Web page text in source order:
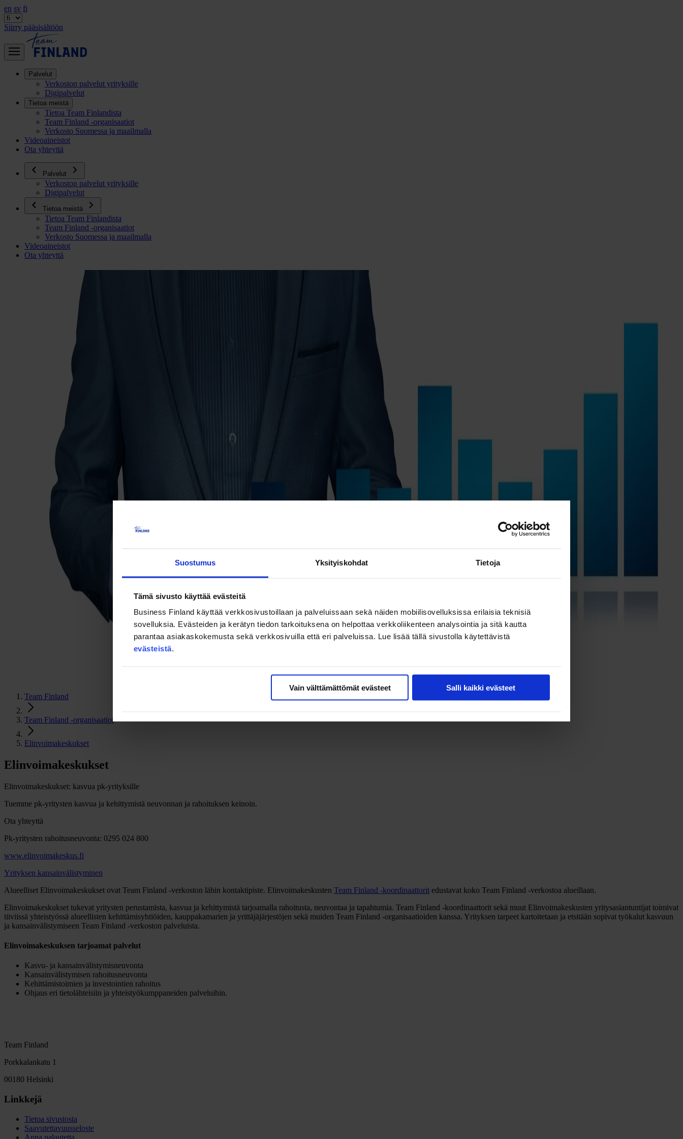
Suostumus Yksityiskohdat Tietoja
Tämä sivusto käyttää evästeitä
Business Finland käyttää verkkosivustoillaan ja palveluissaan sekä näiden mobiilisovelluksissa erilaisia teknisiä
sovelluksia. Evästeiden ja kerätyn tiedon tarkoituksena on helpottaa verkkoliikenteen analysointia ja sitä kautta
parantaa asiakaskokemusta sekä verkkosivuilla että eri palveluissa. Lue lisää tällä sivustolla käytettävistä
evästeistä.
Vain välttämättömät evästeet Salli kaikki evästeet
en sv fi
Siirry pääsisältöön
Palvelut
Verkoston palvelut yrityksille
Digipalvelut
Tietoa meistä
Tietoa Team Finlandista
Team Finland -organisaatiot
Verkosto Suomessa ja maailmalla
Videoaineistot
Ota yhteyttä
Palvelut
Verkoston palvelut yrityksille
Digipalvelut
Tietoa meistä
Tietoa Team Finlandista
Team Finland -organisaatiot
Verkosto Suomessa ja maailmalla
Videoaineistot
Ota yhteyttä
Team Finland
Team Finland -organisaatiot
Elinvoimakeskukset
Elinvoimakeskukset
Elinvoimakeskukset: kasvua pk-yrityksille
Tuemme pk-yritysten kasvua ja kehittymistä neuvonnan ja rahoituksen keinoin.
Ota yhteyttä
Pk-yritysten rahoitusneuvonta: 0295 024 800
www.elinvoimakeskus.fi
Yrityksen kansainvälistyminen
Alueelliset Elinvoimakeskukset ovat Team Finland -verkoston lähin kontaktipiste. Elinvoimakeskusten Team Finland -koordinaattorit edustavat koko Team Finland -verkostoa alueillaan.
Elinvoimakeskukset tukevat yritysten perustamista, kasvua ja kehittymistä tarjoamalla rahoitusta, neuvontaa ja tapahtumia. Team Finland -koordinaattorit sekä muut Elinvoimakeskusten yritysasiantuntijat toimivat
tiiviissä yhteistyössä alueellisten kehittämisyhtiöiden, kauppakamarien ja yrittäjäjärjestöjen sekä muiden Team Finland -organisaatioiden kanssa. Yrityksen tarpeet kartoitetaan ja etsitään sopivat työkalut kasvuun
ja kansainvälistymiseen Team Finland -verkoston palveluista.
Elinvoimakeskuksen tarjoamat palvelut
Kasvu- ja kansainvälistymisneuvonta
Kansainvälistymisen rahoitusneuvonta
Kehittämistoimien ja investointien rahoitus
Ohjaus eri tietolähteisiin ja yhteistyökumppaneiden palveluihin.
Team Finland
Porkkalankatu 1
00180 Helsinki
Linkkejä
Tietoa sivustosta
Saavutettavuusseloste
Anna palautetta